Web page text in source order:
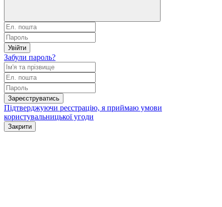
Увійти
Забули пароль?
Зареєструватись
Підтверджуючи реєстрацію, я приймаю умови
користувальницької угоди
Закрити